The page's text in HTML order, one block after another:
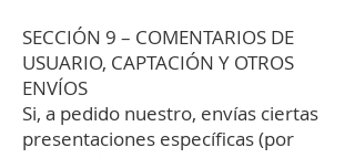
SECCIÓN 9 – COMENTARIOS DE
USUARIO, CAPTACIÓN Y OTROS
ENVÍOS
Si, a pedido nuestro, envías ciertas
presentaciones específicas (por